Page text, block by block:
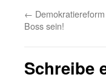
←
Boss sein!
Schreibe